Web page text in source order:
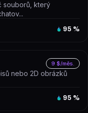
souborů, který
95 %
9 $/měs.
nebo 2D obrázků
95 %